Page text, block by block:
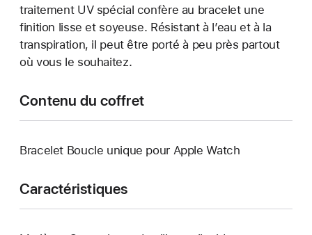
traitement UV spécial confère au bracelet une
finition lisse et soyeuse. Résistant à l’eau et à la
transpiration, il peut être porté à peu près partout
où vous le souhaitez.
Contenu du coffret
Bracelet Boucle unique pour Apple Watch
Caractéristiques